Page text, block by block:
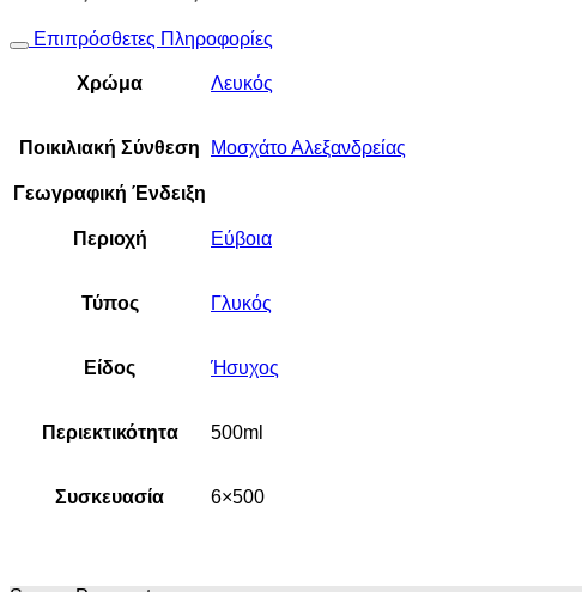
Επιπρόσθετες Πληροφορίες
Χρώμα Λευκός
Ποικιλιακή Σύνθεση Μοσχάτο Αλεξανδρείας
Γεωγραφική Ένδειξη
Περιοχή Εύβοια
Τύπος Γλυκός
Είδος Ήσυχος
Περιεκτικότητα 500ml
Συσκευασία 6×500